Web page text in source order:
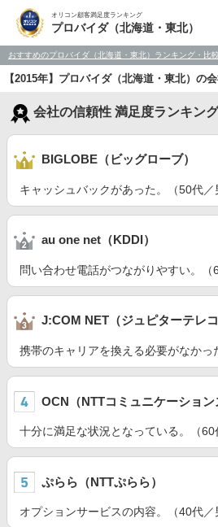
オリコン顧客満足度ランキング
プロバイダ（北海道・東北）
おすすめのプロバイダ（北海道・東北）ランキング・比較
【2015年】プロバイダ（北海道・東北）の
会社の信頼性 満足度ランキング
BIGLOBE（ビッグローブ）
キャッシュバックがあった。（50代／
au one net（KDDI）
問い合わせ電話がつながりやすい。（
J:COM NET（ジュピターテレコ
携帯のキャリアを換える必要がなかっ
OCN（NTTコミュニケーション
十分に満足な状況となっている。（60
ぷらら（NTTぷらら）
オプションサービスの内容。（40代／